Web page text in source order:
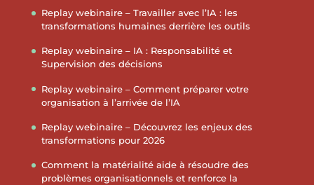
Replay webinaire – Travailler avec l’IA : les
transformations humaines derrière les outils
Replay webinaire – IA : Responsabilité et
Supervision des décisions
Replay webinaire – Comment préparer votre
organisation à l’arrivée de l’IA
Replay webinaire – Découvrez les enjeux des
transformations pour 2026
Comment la matérialité aide à résoudre des
problèmes organisationnels et renforce la